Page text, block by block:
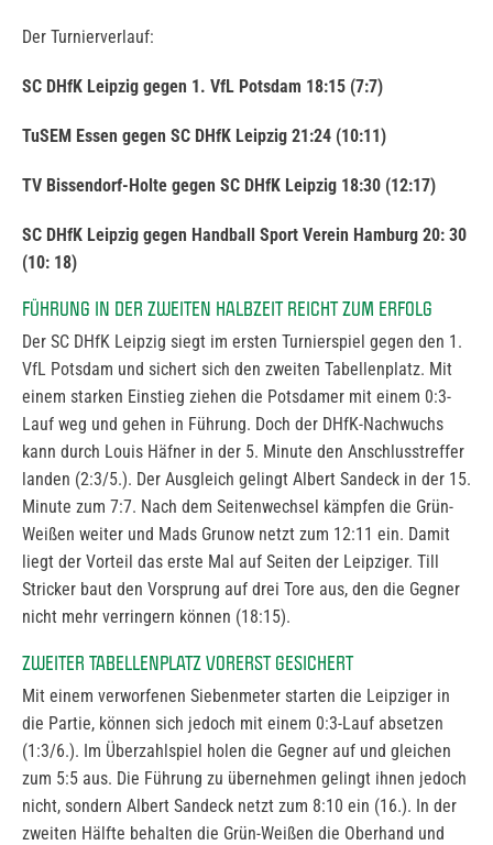
Der Turnierverlauf:
SC DHfK Leipzig gegen 1. VfL Potsdam 18:15 (7:7)
TuSEM Essen gegen SC DHfK Leipzig 21:24 (10:11)
TV Bissendorf-Holte gegen SC DHfK Leipzig 18:30 (12:17)
SC DHfK Leipzig gegen Handball Sport Verein Hamburg 20: 30
(10: 18)
FÜHRUNG IN DER ZWEITEN HALBZEIT REICHT ZUM ERFOLG
Der SC DHfK Leipzig siegt im ersten Turnierspiel gegen den 1.
VfL Potsdam und sichert sich den zweiten Tabellenplatz. Mit
einem starken Einstieg ziehen die Potsdamer mit einem 0:3-
Lauf weg und gehen in Führung. Doch der DHfK-Nachwuchs
kann durch Louis Häfner in der 5. Minute den Anschlusstreffer
landen (2:3/5.). Der Ausgleich gelingt Albert Sandeck in der 15.
Minute zum 7:7. Nach dem Seitenwechsel kämpfen die Grün-
Weißen weiter und Mads Grunow netzt zum 12:11 ein. Damit
liegt der Vorteil das erste Mal auf Seiten der Leipziger. Till
Stricker baut den Vorsprung auf drei Tore aus, den die Gegner
nicht mehr verringern können (18:15).
ZWEITER TABELLENPLATZ VORERST GESICHERT
Mit einem verworfenen Siebenmeter starten die Leipziger in
die Partie, können sich jedoch mit einem 0:3-Lauf absetzen
(1:3/6.). Im Überzahlspiel holen die Gegner auf und gleichen
zum 5:5 aus. Die Führung zu übernehmen gelingt ihnen jedoch
nicht, sondern Albert Sandeck netzt zum 8:10 ein (16.). In der
zweiten Hälfte behalten die Grün-Weißen die Oberhand und